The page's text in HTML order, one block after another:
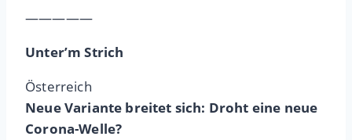
—————
Unter’m Strich
Österreich
Neue Variante breitet sich: Droht eine neue
Corona-Welle?